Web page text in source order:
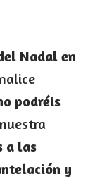
Nadal en
podréis
a las
y